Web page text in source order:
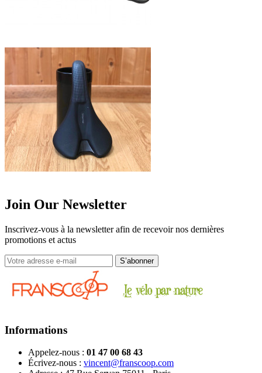
Join Our Newsletter
Inscrivez-vous à la newsletter afin de recevoir nos dernières
promotions et actus
Informations
Appelez-nous : 01 47 00 68 43
Écrivez-nous : vincent@franscoop.com